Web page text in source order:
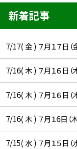
新着記事
7/17( 金 ) ７月１７日（
7/16( 木 ) ７月１６日
7/16( 木 ) ７月１６日
7/16( 木 ) ７月１6日（
7/15( 水 ) ７月１５日